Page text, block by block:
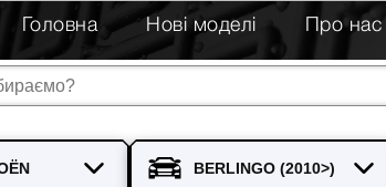
Головна Нові моделі Про нас